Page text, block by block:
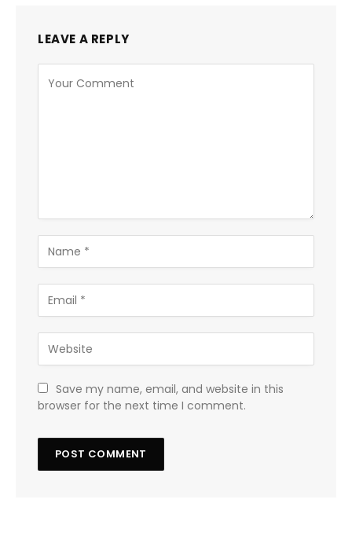
LEAVE A REPLY
Save my name, email, and website in this
browser for the next time I comment.